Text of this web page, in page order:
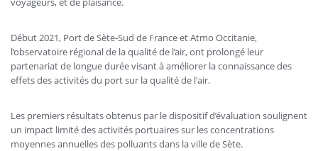
Début 2021, Port de Sète‐Sud de France et Atmo Occitanie,
l’observatoire régional de la qualité de l’air, ont prolongé leur
partenariat de longue durée visant à améliorer la connaissance des
effets des activités du port sur la qualité de l'air.
Les premiers résultats obtenus par le dispositif d’évaluation soulignent
un impact limité des activités portuaires sur les concentrations
moyennes annuelles des polluants dans la ville de Sète.